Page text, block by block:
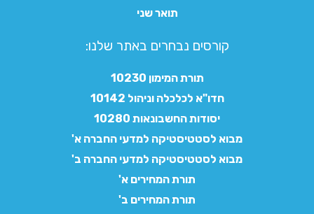
תואר שני
קורסים נבחרים באתר שלנו:​
תורת המימון 10230
חדו"א לכלכלה וניהול 10142
יסודות החשבונאות 10280
מבוא לסטטיסטיקה למדעי החברה א'
מבוא לסטטיסטיקה למדעי החברה ב'
תורת המחירים א'
תורת המחירים ב'